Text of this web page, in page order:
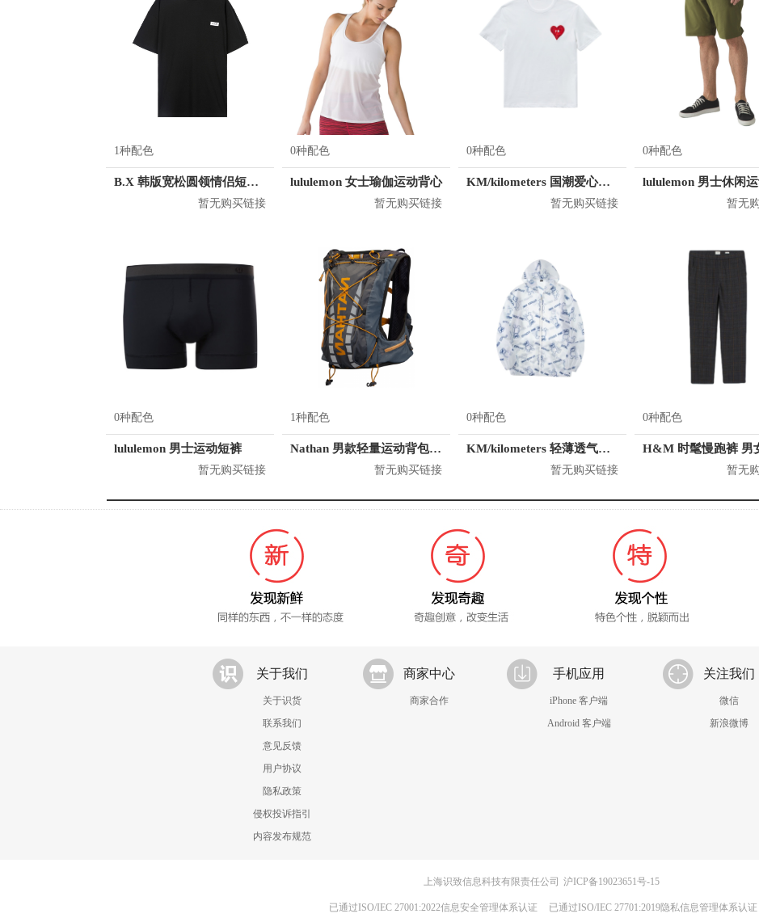
1种配色
B.X 韩版宽松圆领情侣短袖T恤 男女同款 T-6202-002001
暂无购买链接
0种配色
lululemon 女士瑜伽运动背心
暂无购买链接
0种配色
KM/kilometers 国潮爱心短袖T恤 M2X2108466
暂无购买链接
0种配色
lululemon 男士休闲
暂无
0种配色
lululemon 男士运动短裤
暂无购买链接
1种配色
Nathan 男款轻量运动背包 4532
暂无购买链接
0种配色
KM/kilometers 轻薄透气舒适情侣防晒衣 男女同款 K531J33006921
暂无购买链接
0种配色
暂无
关于我们
关于识货
联系我们
意见反馈
用户协议
隐私政策
侵权投诉指引
内容发布规范
商家中心
商家合作
手机应用
iPhone 客户端
Android 客户端
关注我们
微信
新浪微博
上海识致信息科技有限责任公司 沪ICP备19023651号-15
已通过ISO/IEC 27001:2022信息安全管理体系认证 已通过ISO/IEC 27701:2019隐私信息管理体系认证